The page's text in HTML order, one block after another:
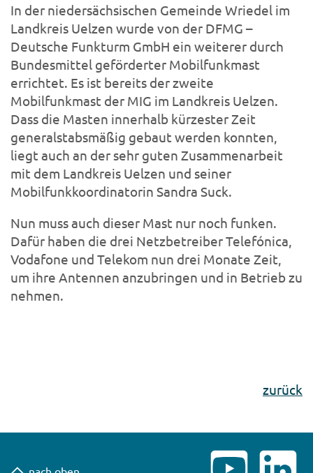
In der niedersächsischen Gemeinde Wriedel im
Landkreis Uelzen wurde von der DFMG –
Deutsche Funkturm GmbH ein weiterer durch
Bundesmittel geförderter Mobilfunkmast
errichtet. Es ist bereits der zweite
Mobilfunkmast der MIG im Landkreis Uelzen.
Dass die Masten innerhalb kürzester Zeit
generalstabsmäßig gebaut werden konnten,
liegt auch an der sehr guten Zusammenarbeit
mit dem Landkreis Uelzen und seiner
Mobilfunkkoordinatorin Sandra Suck.
Nun muss auch dieser Mast nur noch funken.
Dafür haben die drei Netzbetreiber Telefónica,
Vodafone und Telekom nun drei Monate Zeit,
um ihre Antennen anzubringen und in Betrieb zu
nehmen.
zurück